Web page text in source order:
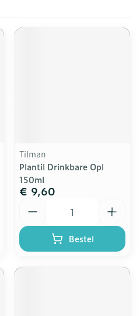
Tilman
Plantil Drinkbare Opl
150ml
€ 9,60
Bestel